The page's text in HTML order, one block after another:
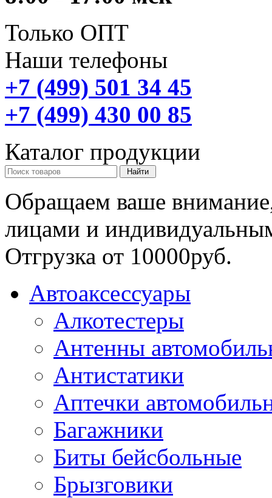
Только ОПТ
Наши телефоны
+7 (499) 501 34 45
+7 (499) 430 00 85
Каталог продукции
Обращаем ваше
лицами и
Отгрузка от 10000руб.
Автоаксессуары
Алкотестеры
Антенны
Антистатики
Аптечки
Багажники
Биты бейсбольные
Брызговики